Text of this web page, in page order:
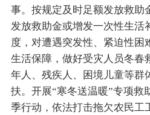
事。按规定及时足额发放救助
发放救助金或增发一次性生活
度，对遭遇突发性、紧迫性困
生活保障，做好受灾人员冬春
年人、残疾人、困境儿童等群
扶。开展“寒冬送温暖”专项救
季行动，依法打击拖欠农民工